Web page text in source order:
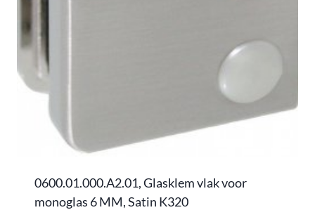
0600.01.000.A2.01, Glasklem vlak voor
monoglas 6 MM, Satin K320